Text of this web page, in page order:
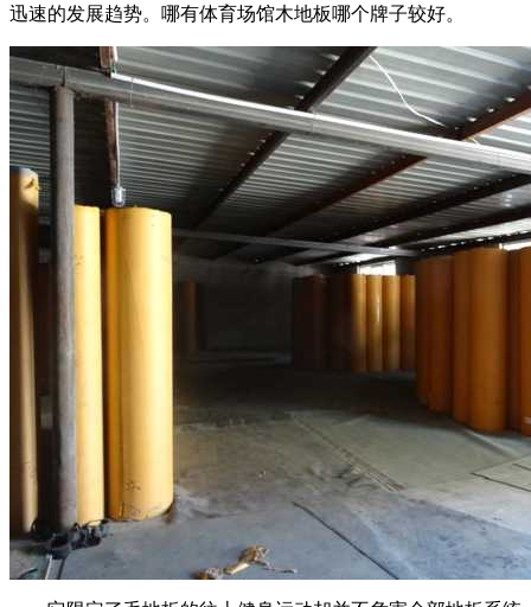
迅速的发展趋势。哪有体育场馆木地板哪个牌子较好。